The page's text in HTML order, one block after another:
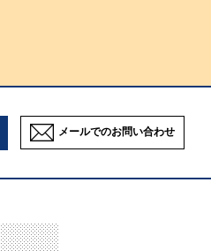
メールでのお問い合わせ